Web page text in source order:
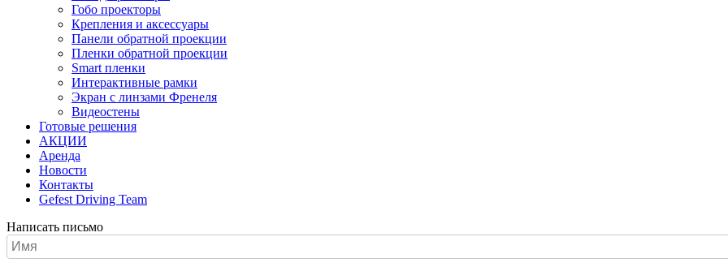
Гобо проекторы
Крепления и аксессуары
Панели обратной проекции
Пленки обратной проекции
Smart пленки
Интерактивные рамки
Экран с линзами Френеля
Видеостены
Готовые решения
АКЦИИ
Аренда
Новости
Контакты
Gefest Driving Team
Написать письмо